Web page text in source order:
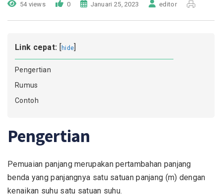
54 views 0 Januari 25, 2023 editor
Link cepat: [hide]
Pengertian
Rumus
Contoh
Pengertian
Pemuaian panjang merupakan pertambahan panjang
benda yang panjangnya satu satuan panjang (m) dengan
kenaikan suhu satu satuan suhu.